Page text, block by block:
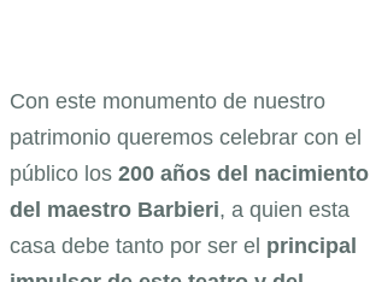
Con este monumento de nuestro
patrimonio queremos celebrar con el
público los 200 años del nacimiento
del maestro Barbieri, a quien esta
casa debe tanto por ser el principal